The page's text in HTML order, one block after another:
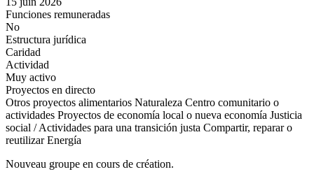
Funciones remuneradas
No
Estructura jurídica
Caridad
Actividad
Muy activo
Proyectos en directo
Otros proyectos alimentarios Naturaleza Centro comunitario o
actividades Proyectos de economía local o nueva economía Justicia
social / Actividades para una transición justa Compartir, reparar o
reutilizar Energía
Nouveau groupe en cours de création.